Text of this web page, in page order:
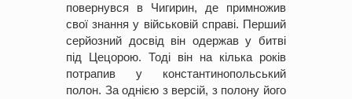
повернувся в Чигирин, де примножив
свої знання у військовій справі. Перший
серйозний досвід він одержав у битві
під Цецорою. Тоді він на кілька років
потрапив у константинопольський
полон. За однією з версій, з полону його